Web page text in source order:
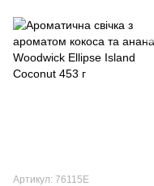
Артикул: 76115E